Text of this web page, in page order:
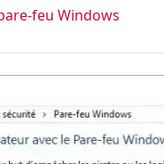
feu Windows